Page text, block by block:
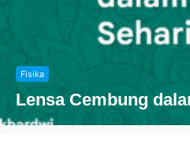
Fisika
Lensa Cembung